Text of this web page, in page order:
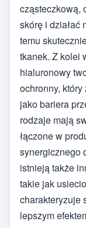
cząsteczkową,
skórę i działać
temu
tkanek. Z kolei
hialuronowy
ochronny,
jako bariera
rodzaje mają
łączone w
synergicznego
istnieją także
takie jak
charakteryzuje
lepszym